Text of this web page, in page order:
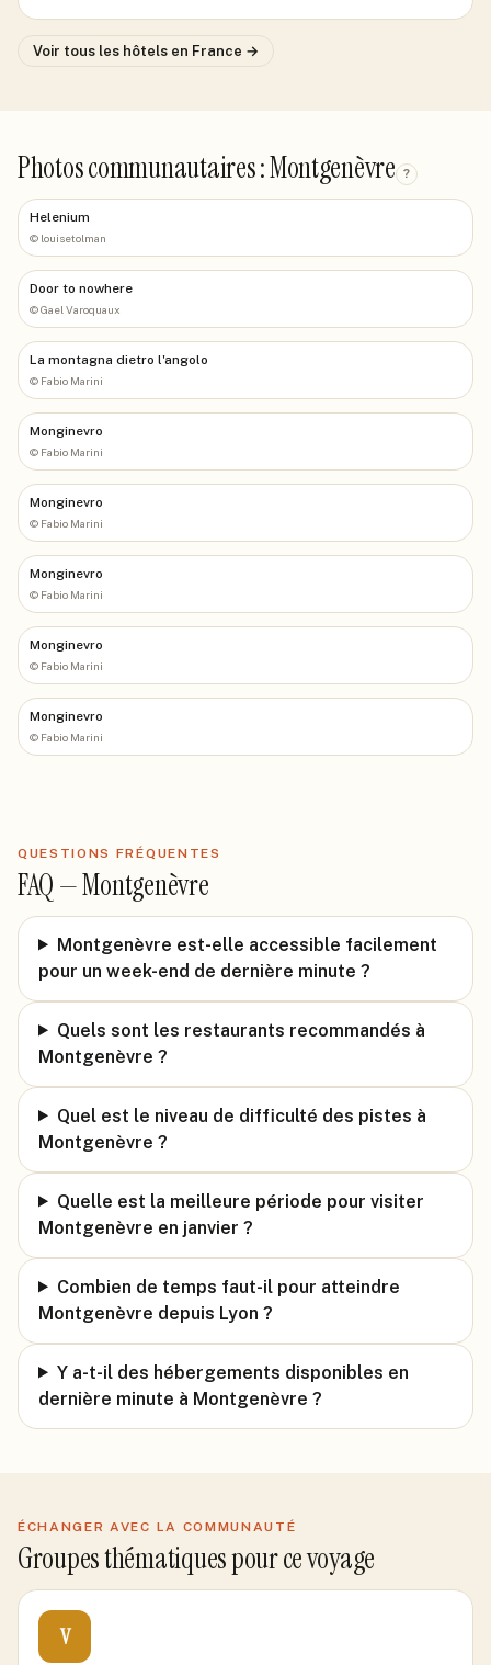
Voir tous les hôtels en France →
Photos communautaires : Montgenèvre ?
Helenium
© louisetolman
Door to nowhere
©Gael Varoquaux
La montagna dietro l'angolo
© Fabio Marini
Monginevro
© Fabio Marini
Monginevro
© Fabio Marini
Monginevro
© Fabio Marini
Monginevro
© Fabio Marini
Monginevro
© Fabio Marini
QUESTIONS FRÉQUENTES
FAQ —Montgenèvre
Montgenèvre est-elle accessible facilement
pour un week-end de dernière minute ?
Quels sont les restaurants recommandés à
Montgenèvre ?
Quel est le niveau de difficulté des pistes à
Montgenèvre ?
Quelle est la meilleure période pour visiter
Montgenèvre en janvier ?
Combien de temps faut-il pour atteindre
Montgenèvre depuis Lyon ?
Y a-t-il des hébergements disponibles en
dernière minute à Montgenèvre ?
ÉCHANGER AVEC LA COMMUNAUTÉ
Groupes thématiques pour ce voyage
V